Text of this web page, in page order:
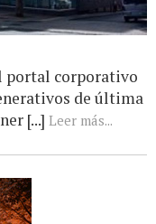
portal corporativo
de última
[...] Leer más...